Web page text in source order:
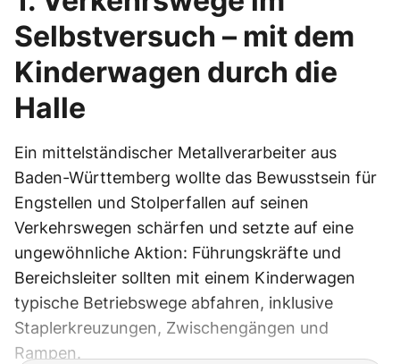
Selbstversuch – mit dem
Kinderwagen durch die
Halle
Ein mittelständischer Metallverarbeiter aus
Baden-Württemberg wollte das Bewusstsein für
Engstellen und Stolperfallen auf seinen
Verkehrswegen schärfen und setzte auf eine
ungewöhnliche Aktion: Führungskräfte und
Bereichsleiter sollten mit einem Kinderwagen
typische Betriebswege abfahren, inklusive
Staplerkreuzungen, Zwischengängen und
Rampen.